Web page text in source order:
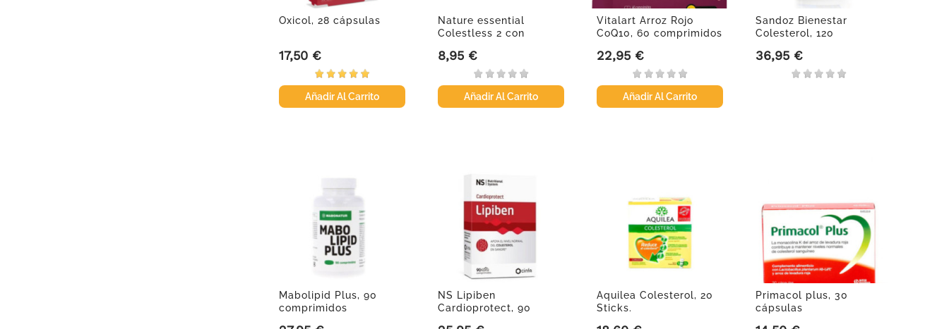
Oxicol, 28 cápsulas
Precio
17,50 €
Añadir Al Carrito
Nature essential
Colestless 2 con
Precio
8,95 €
Añadir Al Carrito
Vitalart Arroz Rojo
CoQ10, 60 comprimidos
Precio
22,95 €
Añadir Al Carrito
Sandoz Bienestar
Colesterol, 120
Precio
36,95 €
Mabolipid Plus, 90
comprimidos
NS Lipiben
Cardioprotect, 90
Aquilea Colesterol, 20
Sticks.
Primacol plus, 30
cápsulas